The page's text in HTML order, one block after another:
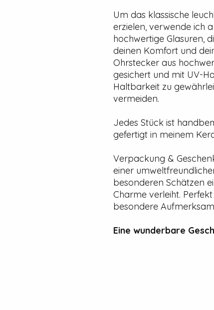
Um das klassische
erzielen, verwende ich
hochwertige Glasuren,
deinen Komfort und
Ohrstecker aus
gesichert und mit UV-
Haltbarkeit zu
vermeiden.
Jedes Stück ist
gefertigt in meinem
Verpackung &
einer
besonderen Schätzen
Charme verleiht.
besondere
Eine wunderbare